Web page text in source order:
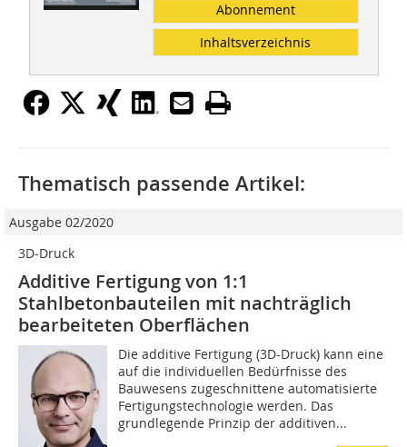
Abonnement
Inhaltsverzeichnis
Thematisch passende Artikel:
Ausgabe 02/2020
3D-Druck
Additive Fertigung von 1:1
Stahlbetonbauteilen mit nachträglich
bearbeiteten Oberflächen
Die additive Fertigung (3D-Druck) kann eine
auf die individuellen Bedürfnisse des
Bauwesens zugeschnittene automatisierte
Fertigungstechnologie werden. Das
grundlegende Prinzip der additiven...